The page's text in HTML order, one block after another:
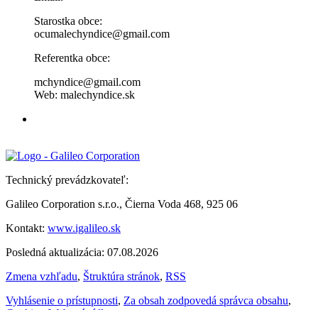
Starostka obce:
ocumalechyndice@gmail.com
Referentka obce:
mchyndice@gmail.com
Web: malechyndice.sk
Technický prevádzkovateľ:
Galileo Corporation s.r.o., Čierna Voda 468, 925 06
Kontakt: www.igalileo.sk
Posledná aktualizácia: 07.08.2026
Zmena vzhľadu, Štruktúra stránok, RSS
Vyhlásenie o prístupnosti, Za obsah zodpovedá správca obsahu,